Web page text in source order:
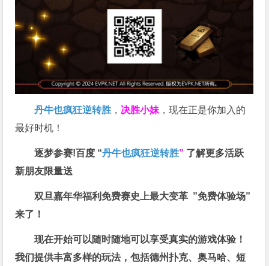
丹牛也疯狂逆转胜 ， 决胜小妹 ，现在正是你加入的
最好时机！
逐梦参赛!百度 “丹牛也疯狂逆转胜” 了解更多活跃
新朋友限量送
双旦嘉年华福利免费赛史上最大变革 ”免费体验场”
来了！
现在开始可以随时随地可以享受真实的游戏体验！
我们提供丰富多样的玩法，包括德州扑克、奥马哈、短